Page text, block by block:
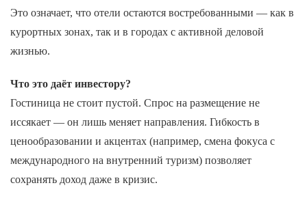
Это означает, что отели остаются востребованными — как в
курортных зонах, так и в городах с активной деловой
жизнью.
Что это даёт инвестору?
Гостиница не стоит пустой. Спрос на размещение не
иссякает — он лишь меняет направления. Гибкость в
ценообразовании и акцентах (например, смена фокуса с
международного на внутренний туризм) позволяет
сохранять доход даже в кризис.